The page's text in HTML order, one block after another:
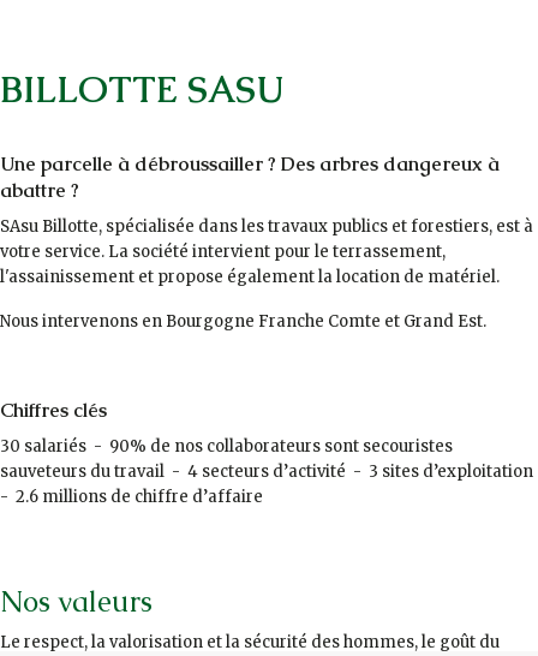
BILLOTTE SASU
Une parcelle à débroussailler ? Des arbres dangereux à
abattre ?
SAsu Billotte, spécialisée dans les travaux publics et forestiers, est à
votre service. La société intervient pour le terrassement,
l'assainissement et propose également la location de matériel.
Nous intervenons en Bourgogne Franche Comte et Grand Est.
Chiffres clés
30 salariés - 90% de nos collaborateurs sont secouristes
sauveteurs du travail - 4 secteurs d’activité - 3 sites d’exploitation
- 2.6 millions de chiffre d’affaire
Nos valeurs
Le respect, la valorisation et la sécurité des hommes, le goût du